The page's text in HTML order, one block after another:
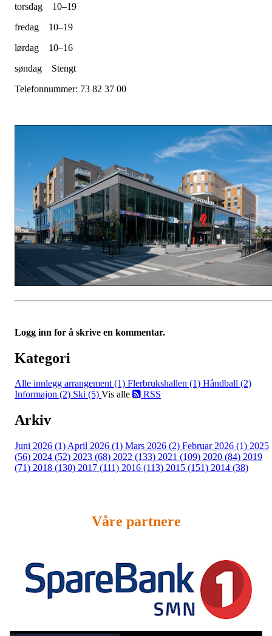
torsdag
10–19
fredag
10–19
lørdag
10–16
søndag
Stengt
Telefonnummer: 73 82 37 00
Logg inn for å skrive en kommentar.
Kategori
Alle innlegg arrangement (1) Flerbrukshallen (1) Håndball (2)
Informajon (2) Ski (5) Vis alle RSS
Arkiv
Juni 2026 (1) April 2026 (1) Mars 2026 (2) Februar 2026 (1) 2025
(56) 2024 (52) 2023 (68) 2022 (133) 2021 (109) 2020 (84) 2019
(71) 2018 (130) 2017 (111) 2016 (113) 2015 (151) 2014 (38)
Våre partnere